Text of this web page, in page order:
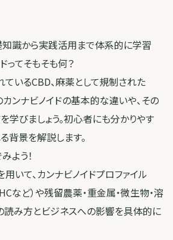
知識から実践活用まで体系的に学習
ってそもそも何？
いるCBD、麻薬として規制された
ンナビノイドの基本的な違いや、その
びましょう。初心者にも分かりやす
背景を解説します。
よう！
いて、カンナビノイドプロファイル
など）や残留農薬・重金属・微生物・溶
読み方とビジネスへの影響を具体的に